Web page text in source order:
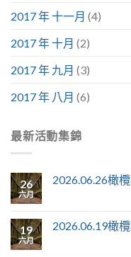
2017 年 十一月 (4)
2017 年 十月 (2)
2017 年 九月 (3)
2017 年 八月 (6)
最新活動集錦
26
六月
2026.06.26橄
19
六月
2026.06.19橄